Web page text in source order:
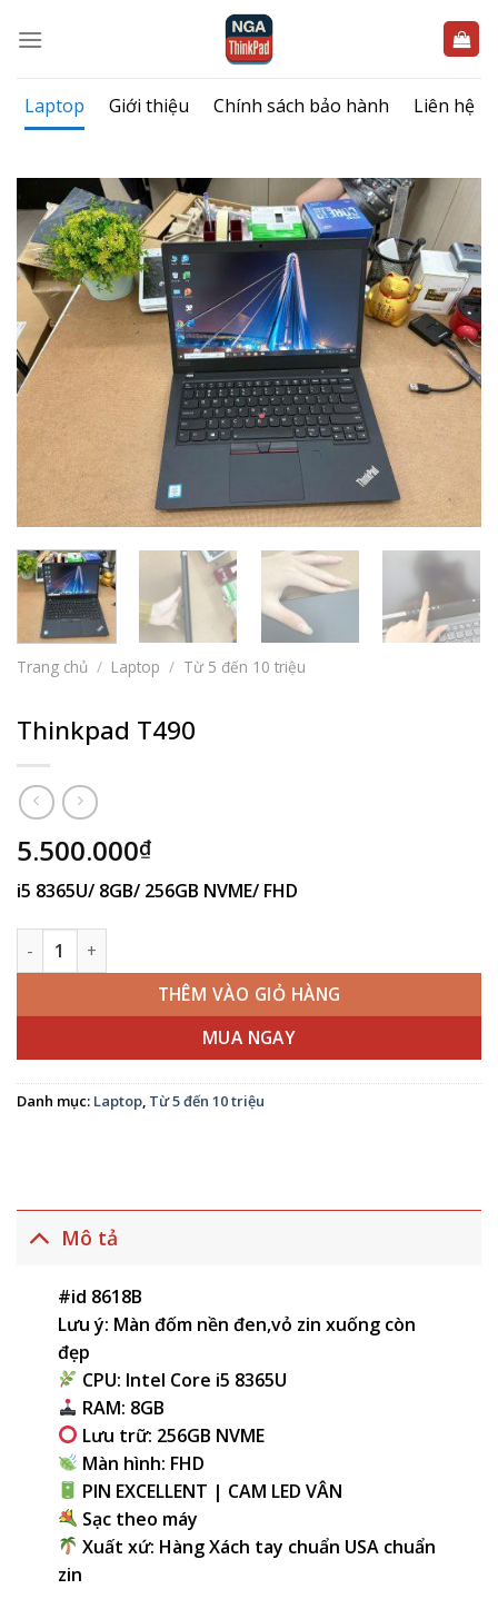
qua
dungLaptop Giới thiệu Chính sách bảo hành Liên hệ
Trang chủ / Laptop / Từ 5 đến 10 triệu
Thinkpad T490
5.500.000₫
i5 8365U/ 8GB/ 256GB NVME/ FHD
Thinkpad T490 số lượng
THÊM VÀO GIỎ HÀNG
MUA NGAY
Danh mục: Laptop, Từ 5 đến 10 triệu
Mô tả
#id 8618B
Lưu ý: Màn đốm nền đen,vỏ zin xuống còn
đẹp
CPU: Intel Core i5 8365U
RAM: 8GB
Lưu trữ: 256GB NVME
Màn hình: FHD
PIN EXCELLENT | CAM LED VÂN
Sạc theo máy
Xuất xứ: Hàng Xách tay chuẩn USA chuẩn
zin